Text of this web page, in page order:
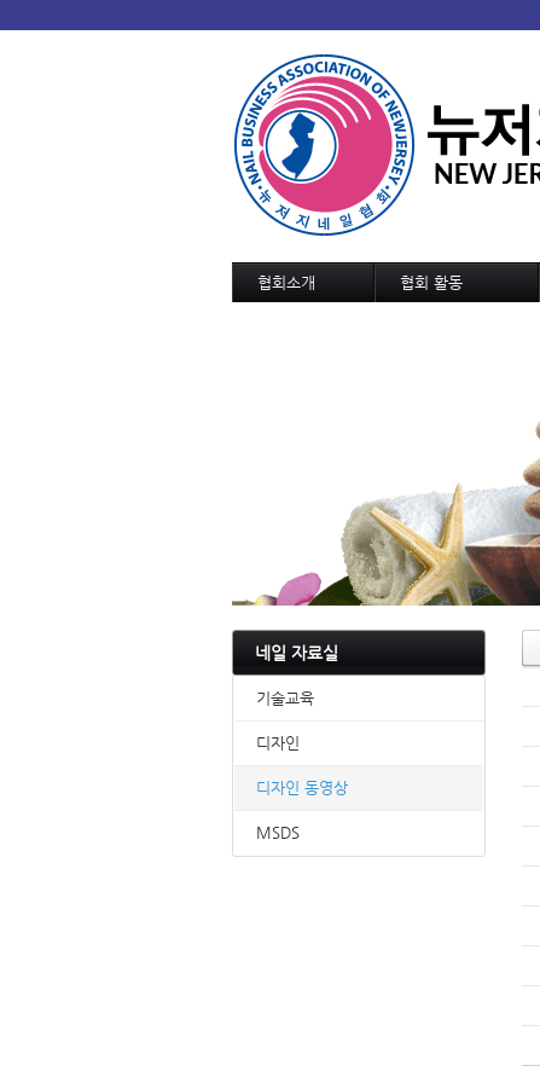
협회소개 협회 활동
네일 자료실
기술교육
디자인
디자인 동영상
MSDS